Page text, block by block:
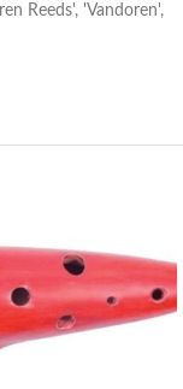
Reeds', 'Vandoren',